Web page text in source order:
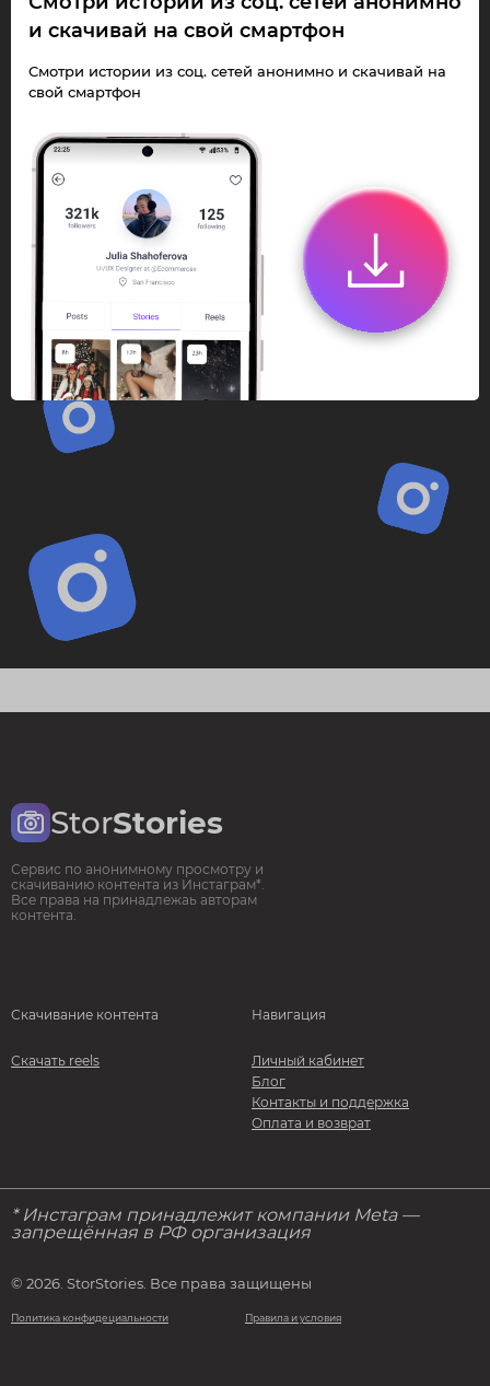
Смотри Stories и
скачивай Reels без
ограничений!
Переходи в ИнстаПай бот - смотри и
скачивай
Stories Reels
анонимно в чате
или Telegram-приложении.
Быстро, просто и удобно.
Перейти к боту
StorStories
Сервис по анонимному просмотру и
скачиванию контента из Инстаграм*.
Все права на принадлежаь авторам
контента.
Скачивание контента
Скачать reels
Навигация
Личный кабинет
Блог
Контакты и поддержка
Оплата и возврат
* Инстаграм принадлежит компании Meta —
запрещённая в РФ организация
© 2026. StorStories. Все права защищены
Политика конфидециальности Правила и условия
и скачивай на свой смартфон
Смотри истории из соц. сетей анонимно и скачивай на
свой смартфон